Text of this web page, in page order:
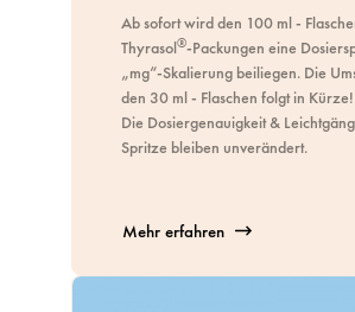
Ab sofort wird den 100 ml -
Thyrasol®-Packungen eine
„mg“-Skalierung beiliegen. Die
den 30 ml - Flaschen folgt in Kürze!
Die Dosiergenauigkeit &
Spritze bleiben unverändert.
Mehr erfahren